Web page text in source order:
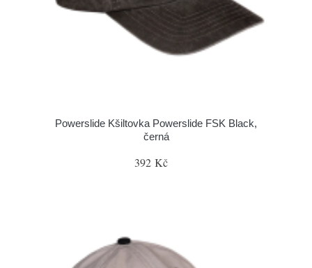
Powerslide Kšiltovka Powerslide FSK Black,
černá
392 Kč